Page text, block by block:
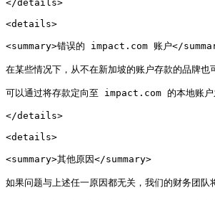
</details>
<details>
<summary>错误的 impact.com 账户</
在某些情况下，从不在新加坡的账户存款的品牌
可以通过将存款定向至 impact.com 的本地账
</details>
<details>
<summary>其他原因</summary>
如果问题与上述任一原因都无关，我们的财务团队